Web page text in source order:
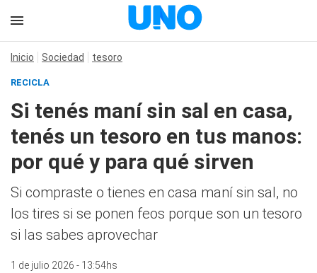
Inicio Sociedad tesoro
RECICLA
Si tenés maní sin sal en casa,
tenés un tesoro en tus manos:
por qué y para qué sirven
Si compraste o tienes en casa maní sin sal, no
los tires si se ponen feos porque son un tesoro
si las sabes aprovechar
1 de julio 2026 - 13:54hs